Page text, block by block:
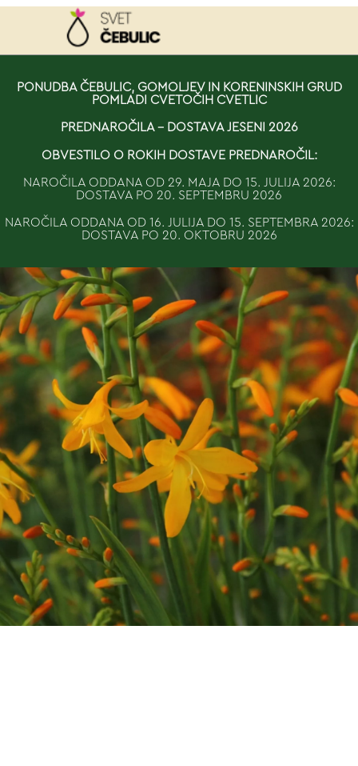
VAŠA KOŠARICA JE
PONUDBA ČEBULIC, GOMOLJEV IN KORENINSKIH GRUD
POMLADI CVETOČIH CVETLIC
PREDNAROČILA - DOSTAVA JESENI 2026
OBVESTILO O ROKIH DOSTAVE PREDNAROČIL:
NAROČILA ODDANA OD 29. MAJA DO 15. JULIJA 2026:
DOSTAVA PO 20. SEPTEMBRU 2026
NAROČILA ODDANA OD 16. JULIJA DO 15. SEPTEMBRA 2026:
DOSTAVA PO 20. OKTOBRU 2026